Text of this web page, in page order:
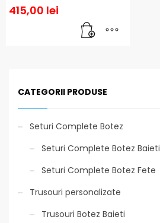
415,00 lei
CATEGORII PRODUSE
Seturi Complete Botez
Seturi Complete Botez Baieti
Seturi Complete Botez Fete
Trusouri personalizate
Trusouri Botez Baieti